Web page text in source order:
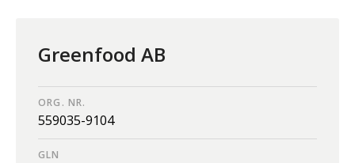
Greenfood AB
ORG. NR.
559035-9104
GLN